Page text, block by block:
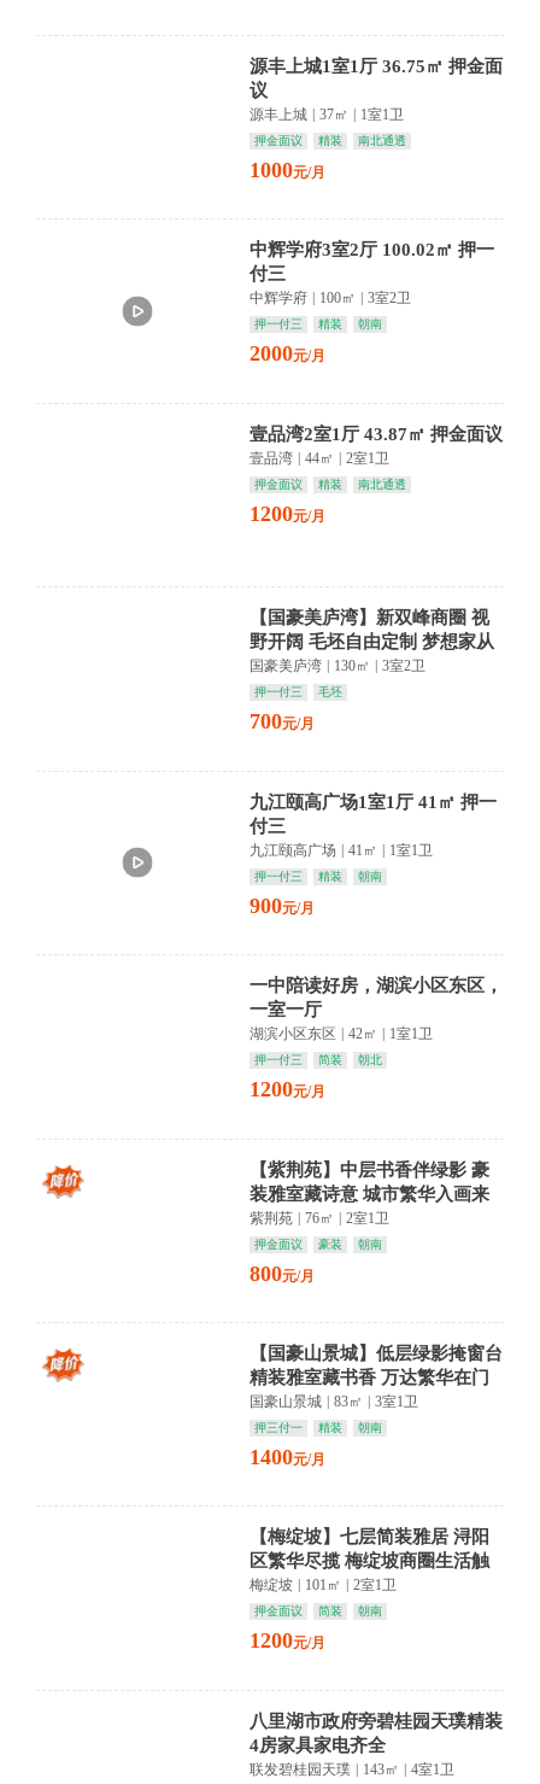
源丰上城1室1厅 36.75㎡ 押金面
议
源丰上城 | 37㎡ | 1室1卫
押金面议 精装 南北通透
1000元/月
中辉学府3室2厅 100.02㎡ 押一
付三
中辉学府 100㎡ 3室2卫
押一付三 精装 朝南
2000元/月
壹品湾2室1厅 43.87㎡ 押金面议
壹品湾 | 44㎡ | 2室1卫
押金面议 精装 南北通透
1200元/月
【国豪美庐湾】新双峰商圈 视
野开阔 毛坯自由定制 梦想家从
这里启航
国豪美庐湾 130㎡ 3室2卫
押一付三 毛坯
700元/月
九江颐高广场1室1厅 41㎡ 押一
付三
九江颐高广场 | 41㎡ | 1室1卫
押一付三 精装 朝南
900元/月
一中陪读好房，湖滨小区东区，
一室一厅
湖滨小区东区 42㎡ 1室1卫
押一付三 简装 朝北
1200元/月
【紫荆苑】中层书香伴绿影 豪
装雅室藏诗意 城市繁华入画来
紫荆苑 | 76㎡ | 2室1卫
押金面议 豪装 朝南
800元/月
【国豪山景城】低层绿影掩窗台
精装雅室藏书香 万达繁华在门
外
国豪山景城 83㎡ 3室1卫
押三付一 精装 朝南
1400元/月
【梅绽坡】七层简装雅居 浔阳
区繁华尽揽 梅绽坡商圈生活触
手可及
梅绽坡 101㎡ 2室1卫
押金面议 简装 朝南
1200元/月
八里湖市政府旁碧桂园天璞精装
4房家具家电齐全
联发碧桂园天璞 | 143㎡ | 4室1卫